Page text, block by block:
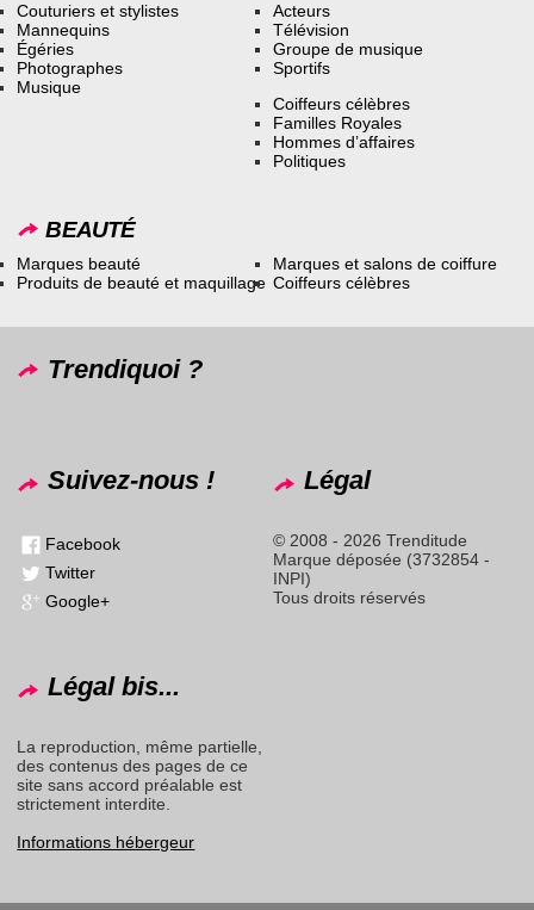
Couturiers et stylistes
Mannequins
Égéries
Photographes
Musique
Acteurs
Télévision
Groupe de musique
Sportifs
Coiffeurs célèbres
Familles Royales
Hommes d’affaires
Politiques
BEAUTÉ
Marques beauté
Produits de beauté et maquillage
Marques et salons de coiffure
Coiffeurs célèbres
Trendiquoi ?
Suivez-nous !
Facebook
Twitter
Google+
Légal
© 2008 - 2026 Trenditude
Marque déposée (3732854 -
INPI)
Tous droits réservés
Légal bis...
La reproduction, même partielle,
des contenus des pages de ce
site sans accord préalable est
strictement interdite.
Informations hébergeur